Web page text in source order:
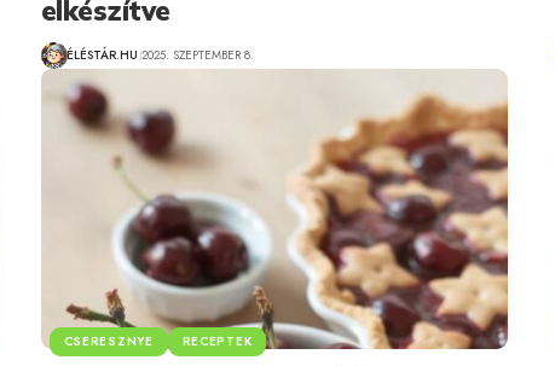
elkészítve
ÉLÉSTÁR.HU 2025. SZEPTEMBER 8.
CSERESZNYE RECEPTEK